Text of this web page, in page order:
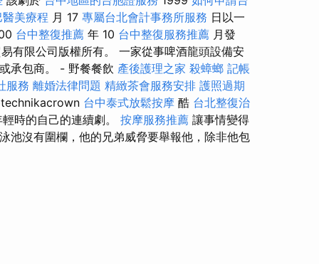
美療程 月 17 專屬台北會計事務所服務 日以一
台中整復推薦 年 10 台中整復服務推薦 月發
有限公司版權所有。 一家從事啤酒龍頭設備安
承包商。 - 野餐餐飲 產後護理之家 殺蟑螂 記帳
服務 離婚法律問題 精緻茶會服務安排 護照過期
台中泰式放鬆按摩 酷 台北整復治
時的自己的連續劇。 按摩服務推薦 讓事情變得
池沒有圍欄，他的兄弟威脅要舉報他，除非他包